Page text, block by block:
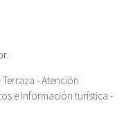
- Atención
e Información turística -